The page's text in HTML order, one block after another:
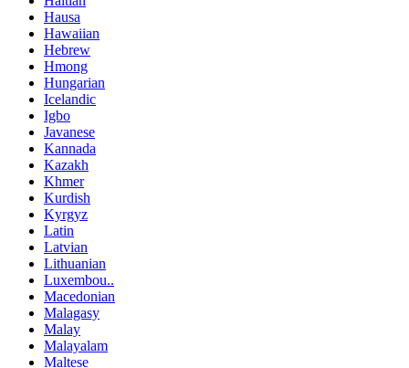
Hausa
Hawaiian
Hebrew
Hmong
Hungarian
Icelandic
Igbo
Javanese
Kannada
Kazakh
Khmer
Kurdish
Kyrgyz
Latin
Latvian
Lithuanian
Luxembou..
Macedonian
Malagasy
Malay
Malayalam
Maltese